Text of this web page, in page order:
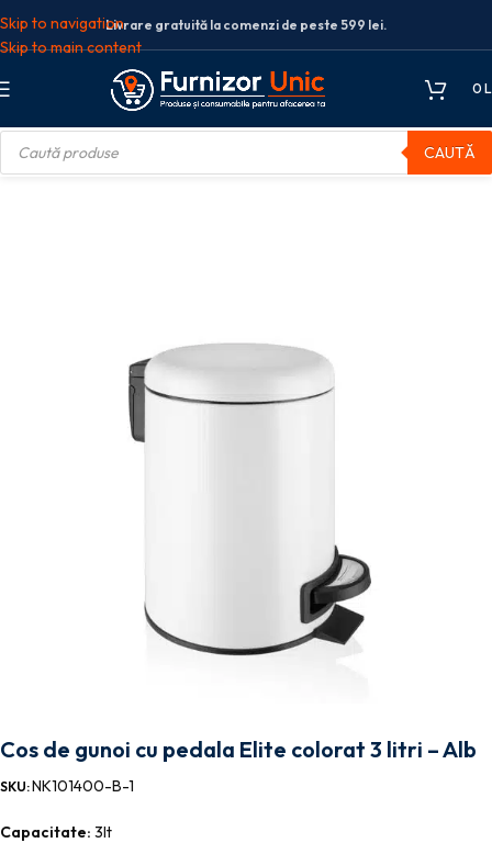
Skip to navigation
Skip to main content
Livrare gratuită la comenzi de peste 599 lei.
0
CAUTĂ
Cosuri de gunoi inox
Cos de gunoi cu pedala Elite colorat 3 litri – Alb
SKU:NK101400-B-1
Capacitate: 3lt